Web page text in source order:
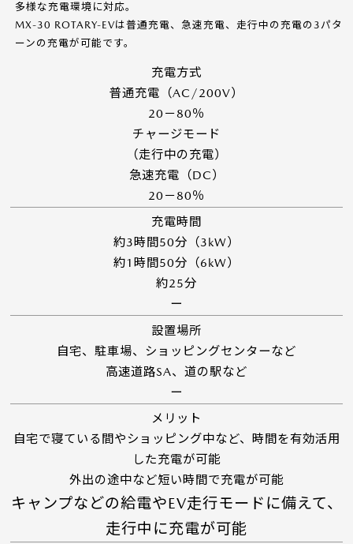
多様な充電環境に対応。
MX-30 ROTARY-EVは普通充電、急速充電、走行中の充電の3パタ
ーンの充電が可能です。
充電方式
普通充電（AC/200V）
20－80％
チャージモード
（走行中の充電）
急速充電（DC）
20－80％
充電時間
約3時間50分（3kW）
約1時間50分（6kW）
約25分
ー
設置場所
自宅、駐車場、ショッピングセンターなど
高速道路SA、道の駅など
ー
メリット
自宅で寝ている間やショッピング中など、時間を有効活用
した充電が可能
外出の途中など短い時間で充電が可能
キャンプなどの給電やEV走行モードに備えて、
走行中に充電が可能